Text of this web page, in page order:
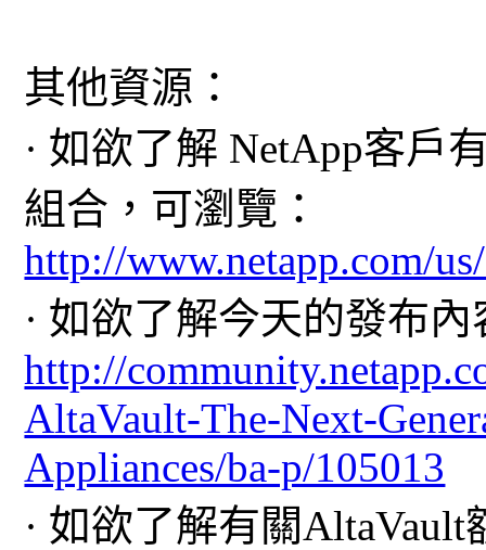
其他資源：
· 如欲了解 NetApp客戶
組合，可瀏覽：
http://www.netapp.com/
· 如欲了解今天的發布
http://
AltaVault-The-Next-
Appliances/ba-p/105013
· 如欲了解有關